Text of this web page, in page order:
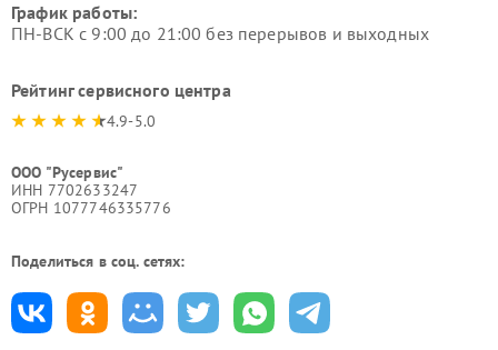
График работы:
ПН-ВСК с 9:00 до 21:00 без перерывов и выходных
Рейтинг сервисного центра
4.9-5.0
ООО "Русервис"
ИНН 7702633247
ОГРН 1077746335776
Поделиться в соц. сетях: